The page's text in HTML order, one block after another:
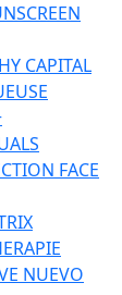
CAPITAL
FACE
NUEVO